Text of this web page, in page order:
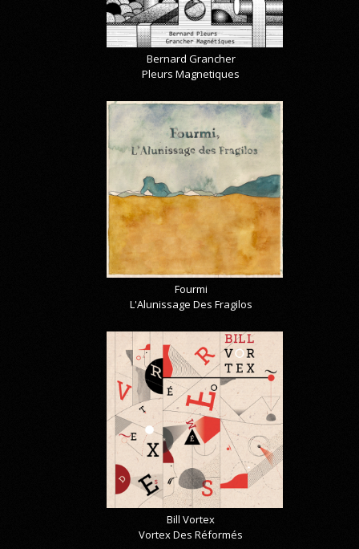
Bernard Grancher
Pleurs Magnetiques
Fourmi
L'Alunissage Des Fragilos
Bill Vortex
Vortex Des Réformés